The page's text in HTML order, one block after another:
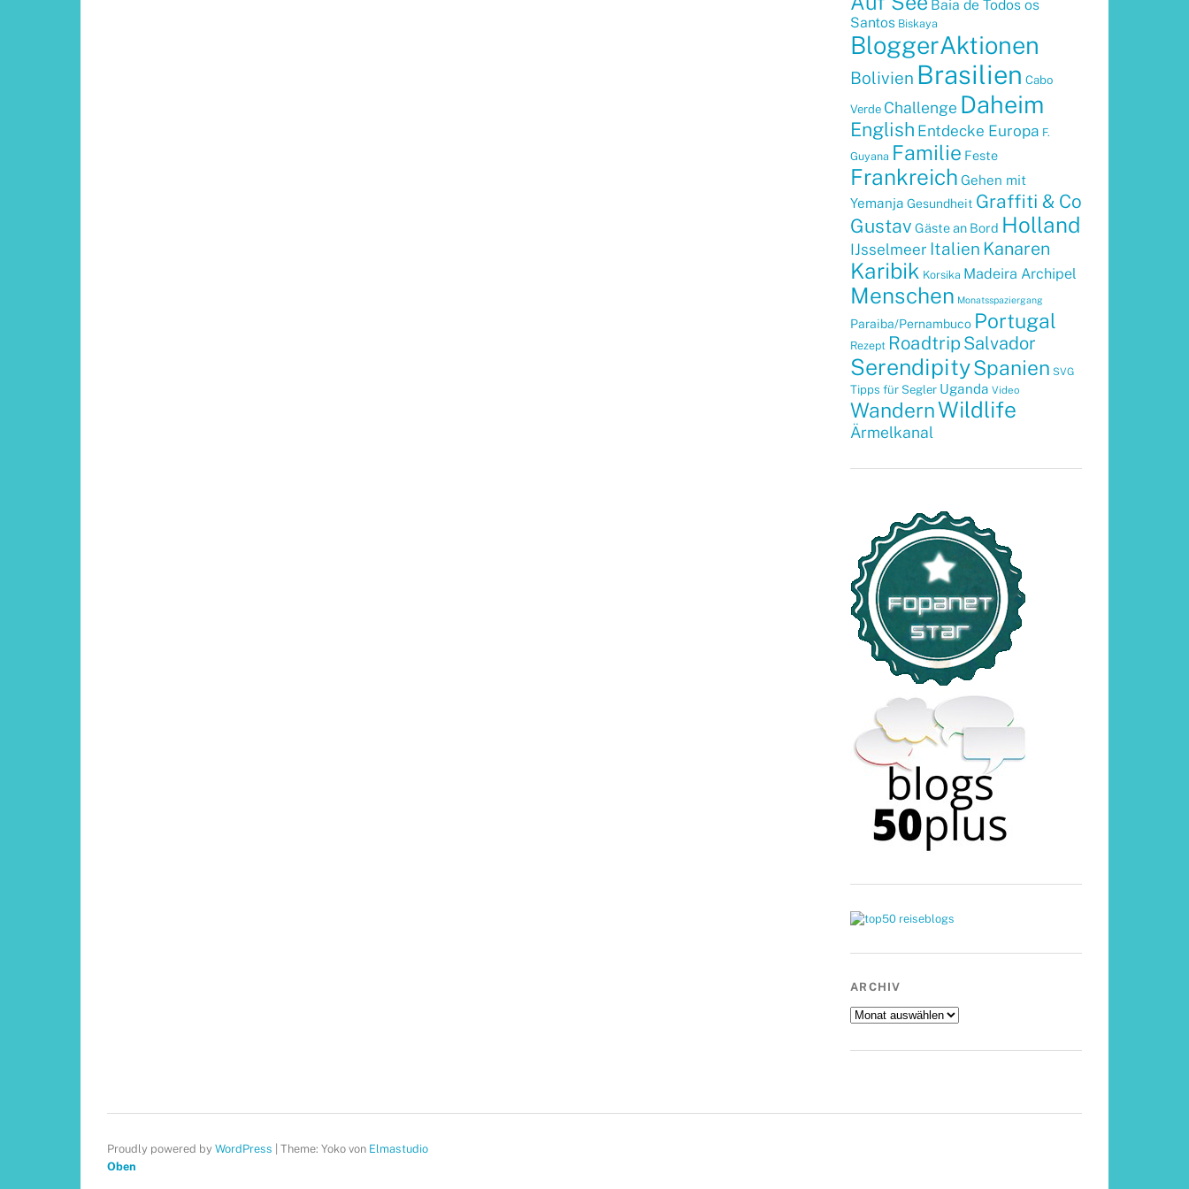
Baia de Todos os
Santos Biskaya
BloggerAktionen
Bolivien Brasilien Cabo
Verde Challenge Daheim
English Entdecke Europa F.
Guyana Familie Feste
Frankreich Gehen mit
Yemanja Gesundheit Graffiti & Co
Gustav Gäste an Bord Holland
IJsselmeer Italien Kanaren
Karibik Korsika Madeira Archipel
Menschen Monatsspaziergang
Paraiba/Pernambuco Portugal
Rezept Roadtrip Salvador
SerendipitySpanien SVG
Tipps für Segler Uganda Video
WandernWildlife
Ärmelkanal
ARCHIV
Archiv
Proudly powered by WordPress Theme: Yoko von Elmastudio
Oben